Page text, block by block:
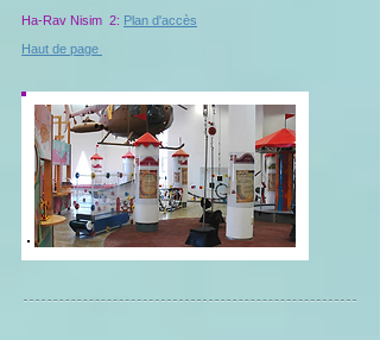
Ha-Rav Nisim 2: Plan d'accès
Haut de page